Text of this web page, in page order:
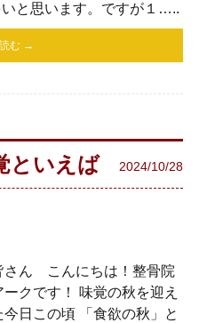
と思います。ですが１…..
む →
といえば 2024/10/28
さん こんにちは！整骨院
ークです！ 味覚の秋を迎え
今日この頃 「食欲の秋」と